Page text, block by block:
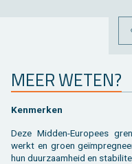
MEER WETEN?
Ken­mer­ken
Deze Mid­den-Eu­ro­pees
werkt en groen
hun duur­zaam­heid en